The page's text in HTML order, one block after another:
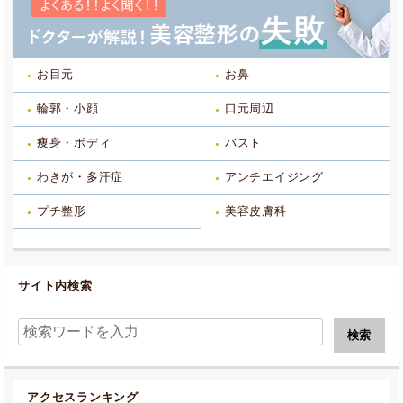
お目元 お鼻
輪郭・小顔 口元周辺
痩身・ボディ バスト
わきが・多汗症 アンチエイジング
プチ整形 美容皮膚科
サイト内検索
アクセスランキング